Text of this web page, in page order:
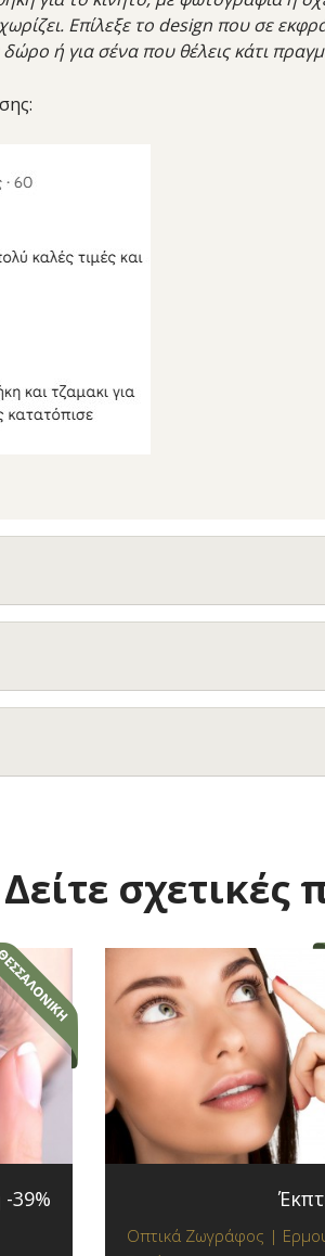
Επίλεξε το design που σε
ή για σένα που θέλεις κάτι
Δείτε σχετικές
39%
Οπτικά Ζωγράφος |